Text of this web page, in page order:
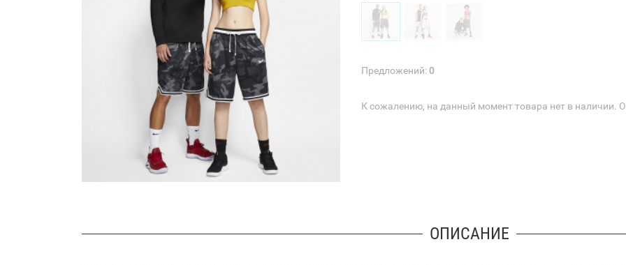
Предложений:0
К сожалению, на данный момент товара нет в наличии.
ОПИСАНИЕ